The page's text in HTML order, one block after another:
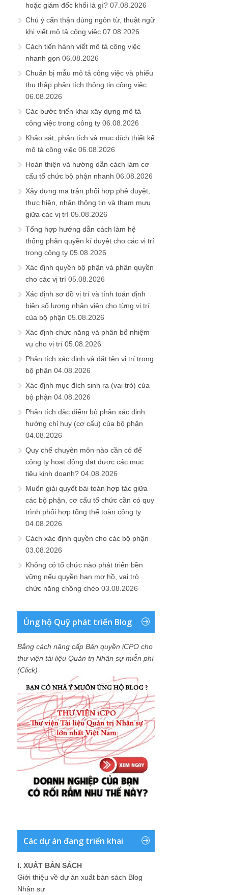
hoặc giám đốc khối là gì? 07.08.2026
Chú ý cẩn thận dùng ngôn từ, thuật ngữ
khi viết mô tả công việc 07.08.2026
Cách tiến hành viết mô tả công việc
nhanh gọn 06.08.2026
Chuẩn bị mẫu mô tả công việc và phiếu
thu thập phân tích thông tin công việc
06.08.2026
Các bước triển khai xây dựng mô tả
công việc trong công ty 06.08.2026
Khảo sát, phân tích và mục đích thiết kế
mô tả công việc 06.08.2026
Hoàn thiện và hướng dẫn cách làm cơ
cấu tổ chức bộ phận nhanh 06.08.2026
Xây dựng ma trận phối hợp phê duyệt,
thực hiện, nhận thông tin và tham mưu
giữa các vị trí 05.08.2026
Tổng hợp hướng dẫn cách làm hệ
thống phân quyền kí duyệt cho các vị trí
trong công ty 05.08.2026
Xác định quyền bộ phận và phân quyền
cho các vị trí 05.08.2026
Xác định sơ đồ vị trí và tính toán định
biên số lượng nhân viên cho từng vị trí
của bộ phận 05.08.2026
Xác định chức năng và phân bổ nhiệm
vụ cho vị trí 05.08.2026
Phân tích xác định và đặt tên vị trí trong
bộ phận 04.08.2026
Xác định mục đích sinh ra (vai trò) của
bộ phận 04.08.2026
Phân tích đặc điểm bộ phận xác định
hướng chỉ huy (cơ cấu) của bộ phận
04.08.2026
Quy chế chuyên môn nào cần có để
công ty hoạt động đạt được các mục
tiêu kinh doanh? 04.08.2026
Muốn giải quyết bài toán hợp tác giữa
các bộ phận, cơ cấu tổ chức cần có quy
trình phối hợp tổng thể toàn công ty
04.08.2026
Cách xác định quyền cho các bộ phận
03.08.2026
Không có tổ chức nào phát triển bền
vững nếu quyền hạn mơ hồ, vai trò
chức năng chồng chéo 03.08.2026
Ủng hộ Quỹ phát triển Blog
Bằng cách nâng cấp Bản quyền iCPO cho
thư viện tài liệu Quản trị Nhân sự miễn phí
(Click)
Các dự án đang triển khai
I. XUẤT BẢN SÁCH
Giới thiệu về dự án xuất bản sách Blog
Nhân sự